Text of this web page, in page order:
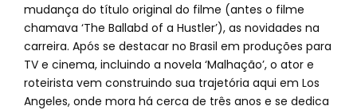
mudança do título original do filme (antes o filme
chamava ‘The Ballabd of a Hustler’), as novidades na
carreira. Após se destacar no Brasil em produções para
TV e cinema, incluindo a novela ‘Malhação’, o ator e
roteirista vem construindo sua trajetória aqui em Los
Angeles, onde mora há cerca de três anos e se dedica